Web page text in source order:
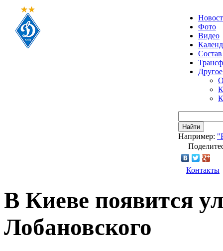
Фото
Видео
Состав
Другое
Найти
Например:
Контакты
В Киеве появится
Лобановского